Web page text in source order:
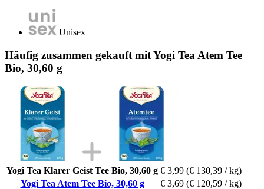
Unisex
Häufig zusammen gekauft mit Yogi Tea Atem Tee
Bio, 30,60 g
Yogi Tea Klarer Geist Tee Bio, 30,60 g € 3,99 (€ 130,39 / kg)
Yogi Tea Atem Tee Bio, 30,60 g
€ 3,69 (€ 120,59 / kg)